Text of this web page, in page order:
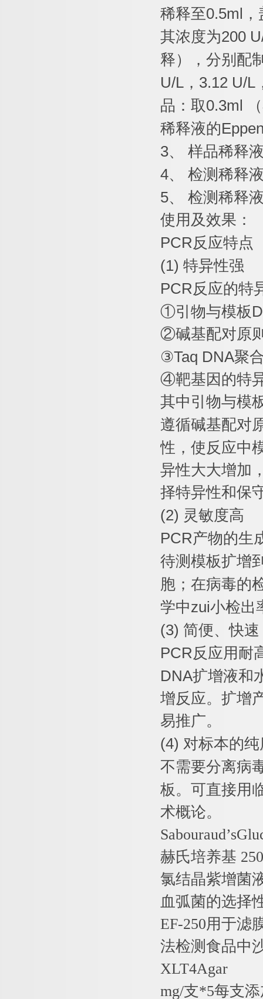
稀释至0.5ml
其浓度为200
释），分别配
U/L ， 3.12 U/L
品：取0.3ml
稀释液的
3、 样品稀释
4、 检测稀释
5、
检测稀释
使用及效果：
PCR反应特点
(1) 特异性强
PCR反应的特
①引物与模板
②碱基配对原
③Taq DNA聚
④靶基因的特
其中引物与模
遵循碱基配对
性，使反应中
异性大大增加
择特异性和保
(2) 灵敏度高
PCR产物的生
待测模板扩增
胞；在病毒的
学中zui小检出
(3) 简便、快速
PCR反应用耐
DNA扩增液和
增反应。扩增
易推广。
(4) 对标本的
不需要分离病
板。可直接用
术概论。
赫氏培养基
氯结晶紫增菌
血弧菌的选择
EF-250用于滤
法检测食品中
XLT4Agar
mg/支*5每支